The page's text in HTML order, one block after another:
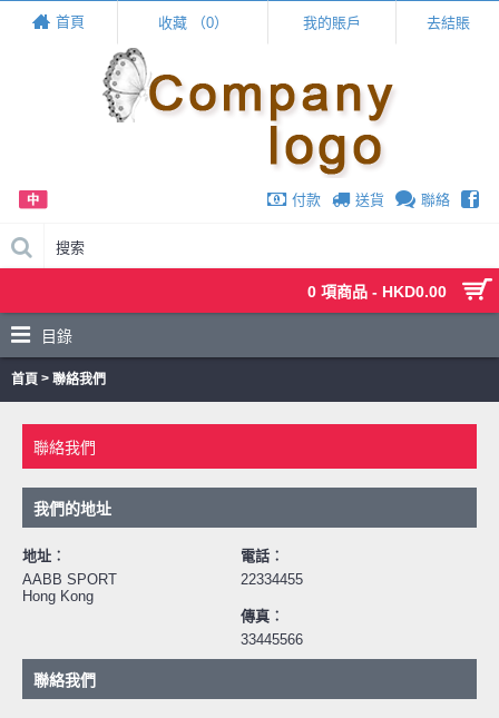
首頁 收藏 （0） 我的賬戶 去結賬
付款 送貨 聯絡
0 項商品 - HKD0.00
目錄
首頁 > 聯絡我們
聯絡我們
我們的地址
地址︰
AABB SPORT
Hong Kong
電話︰
22334455
傳真︰
33445566
聯絡我們
Live Chat